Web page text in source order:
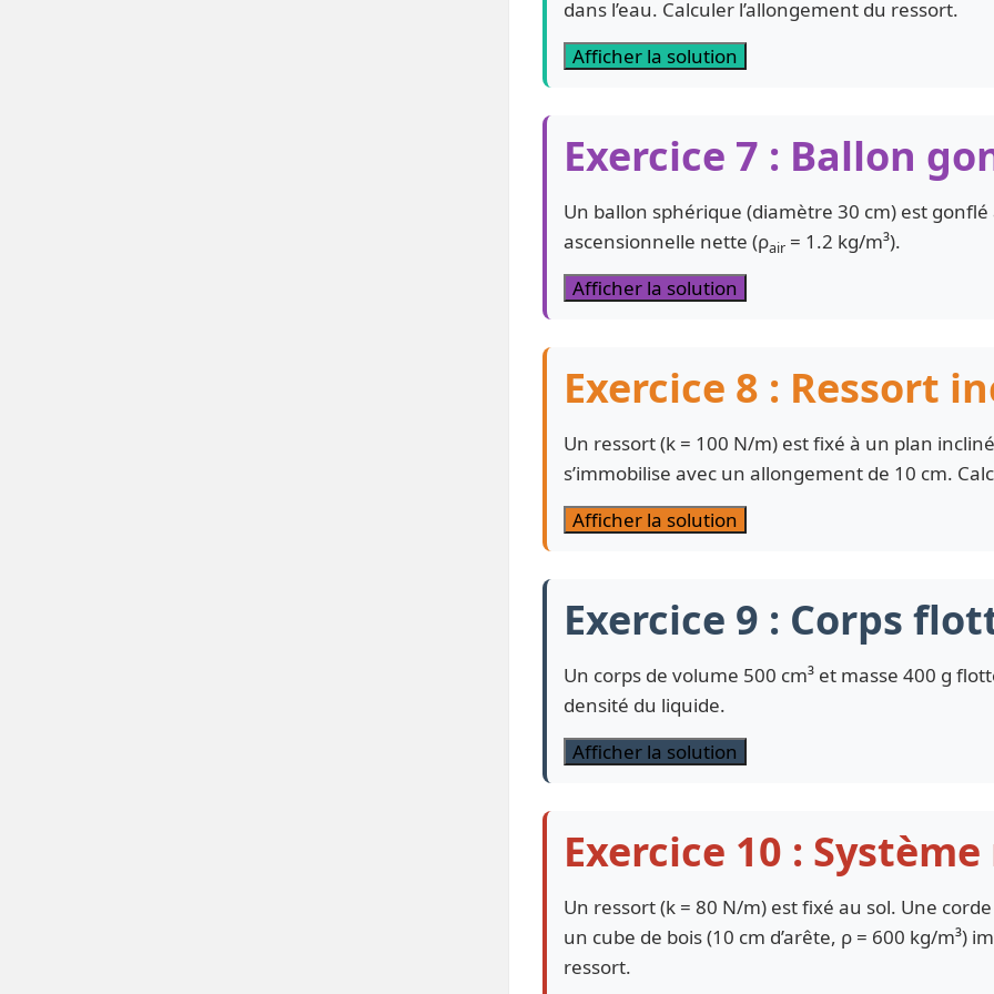
dans l’eau. Calculer l’allongement du ressort.
Afficher la solution
Exercice 7 : Ballon
Un ballon sphérique (diamètre 30 cm) est gonflé
ascensionnelle nette (ρair = 1.2 kg/m³).
Afficher la solution
Exercice 8 : Ressort
Un ressort (k = 100 N/m) est fixé à un plan
s’immobilise avec un allongement de 10 cm.
Afficher la solution
Exercice 9 : Corps
Un corps de volume 500 cm³ et masse 400 g
densité du liquide.
Afficher la solution
Exercice 10 :
Un ressort (k = 80 N/m) est fixé au sol. Une
un cube de bois (10 cm d’arête, ρ = 600 kg/m³)
ressort.